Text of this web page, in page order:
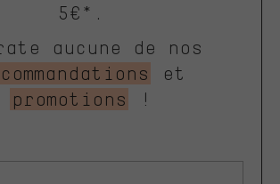
5€*.
aucune de nos
et
promotions
!